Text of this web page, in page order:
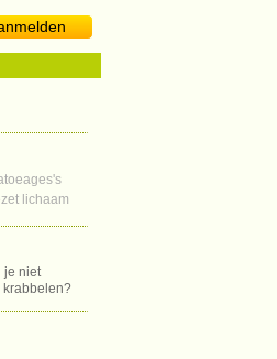
lichaam
je niet
krabbelen?